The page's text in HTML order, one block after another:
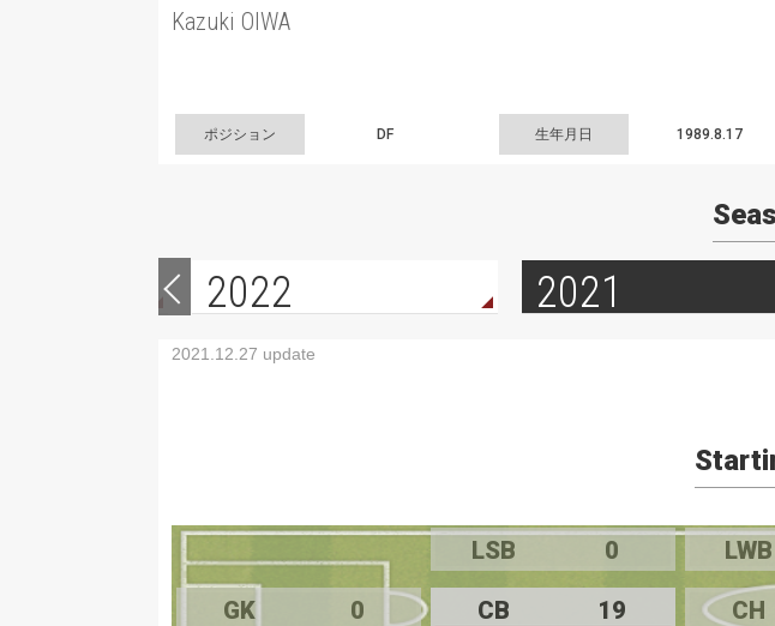
Kazuki OIWA
ポジション DF 生年月日 1989.8.17
2022 2021
2021.12.27 update
LSB 0 LWB
GK 0 CB 19 CH